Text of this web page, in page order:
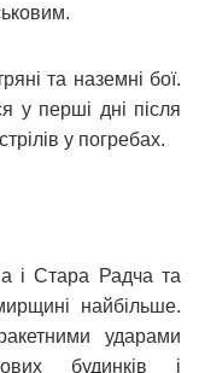
та наземні бої.
у перші дні після
у погребах.
і Стара Радча та
найбільше.
ударами
будинків і